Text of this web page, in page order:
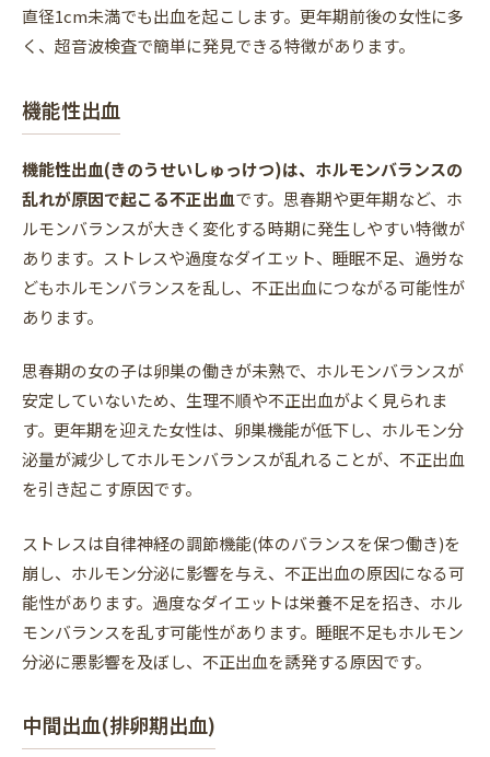
直径1cm未満でも出血を起こします。更年期前後の女性に多
く、超音波検査で簡単に発見できる特徴があります。
機能性出血
機能性出血(きのうせいしゅっけつ)は、ホルモンバランスの
乱れが原因で起こる不正出血です。思春期や更年期など、ホ
ルモンバランスが大きく変化する時期に発生しやすい特徴が
あります。ストレスや過度なダイエット、睡眠不足、過労な
どもホルモンバランスを乱し、不正出血につながる可能性が
あります。
思春期の女の子は卵巣の働きが未熟で、ホルモンバランスが
安定していないため、生理不順や不正出血がよく見られま
す。更年期を迎えた女性は、卵巣機能が低下し、ホルモン分
泌量が減少してホルモンバランスが乱れることが、不正出血
を引き起こす原因です。
ストレスは自律神経の調節機能(体のバランスを保つ働き)を
崩し、ホルモン分泌に影響を与え、不正出血の原因になる可
能性があります。過度なダイエットは栄養不足を招き、ホル
モンバランスを乱す可能性があります。睡眠不足もホルモン
分泌に悪影響を及ぼし、不正出血を誘発する原因です。
中間出血(排卵期出血)